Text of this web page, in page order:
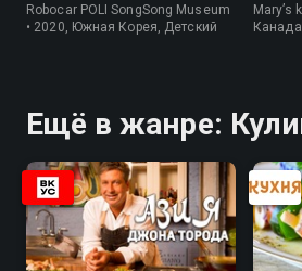
Robocar POLI SongSong Museum
• 2020, Южная Корея, Детский
Mary’s
Ещё в жанре: